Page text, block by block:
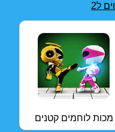
ל2
מכות לוחמים קטנים